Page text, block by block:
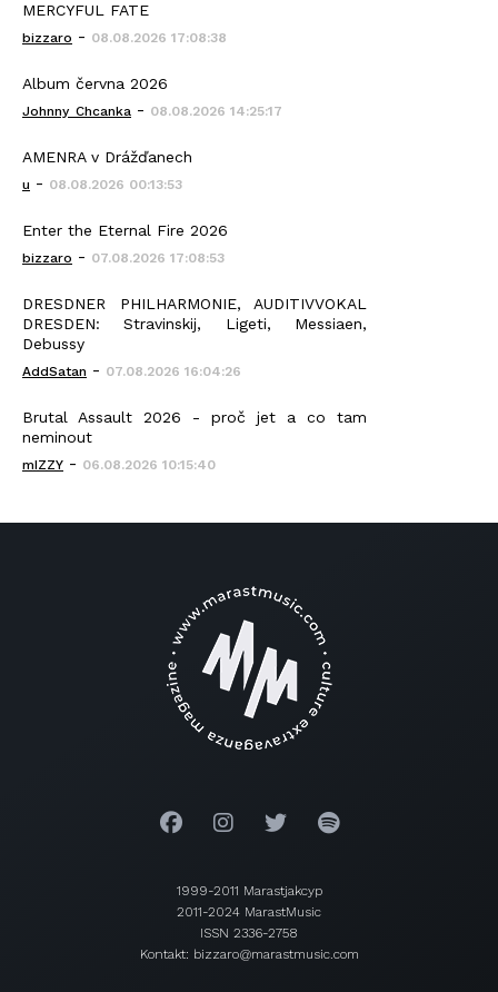
MERCYFUL FATE
bizzaro - 08.08.2026 17:08:38
Album června 2026
Johnny_Chcanka - 08.08.2026 14:25:17
AMENRA v Drážďanech
u - 08.08.2026 00:13:53
Enter the Eternal Fire 2026
bizzaro - 07.08.2026 17:08:53
DRESDNER PHILHARMONIE, AUDITIVVOKAL
DRESDEN: Stravinskij, Ligeti, Messiaen,
Debussy
AddSatan - 07.08.2026 16:04:26
Brutal Assault 2026 - proč jet a co tam
neminout
mIZZY - 06.08.2026 10:15:40
1999-2011 Marastjakcyp
2011-2024 MarastMusic
ISSN 2336-2758
Kontakt: bizzaro@marastmusic.com